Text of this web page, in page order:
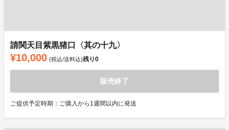
請関天目紫黒猪口〈其の十九〉
¥10,000 (税込/送料込)残り0
販売終了
ご提供予定時期：ご購入から1週間以内に発送